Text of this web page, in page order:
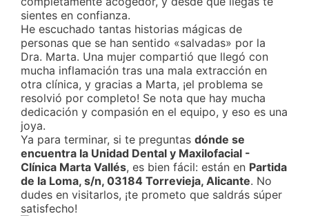
sientes en confianza.
He escuchado tantas historias mágicas de
personas que se han sentido «salvadas» por la
Dra. Marta. Una mujer compartió que llegó con
mucha inflamación tras una mala extracción en
otra clínica, y gracias a Marta, ¡el problema se
resolvió por completo! Se nota que hay mucha
dedicación y compasión en el equipo, y eso es una
joya.
Ya para terminar, si te preguntas dónde se
encuentra la Unidad Dental y Maxilofacial -
Clínica Marta Vallés, es bien fácil: están en Partida
de la Loma, s/n, 03184 Torrevieja, Alicante. No
dudes en visitarlos, ¡te prometo que saldrás súper
satisfecho!